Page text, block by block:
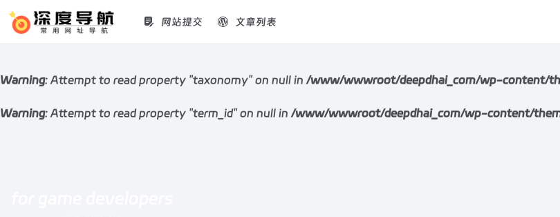
Warning: Attempt to read property "taxonomy" on null in /www/wwwroot/deepdhai_com/wp-content/
Warning: Attempt to read property "term_id" on null in /www/wwwroot/deepdhai_com/wp-content/
网站提交 文章列表